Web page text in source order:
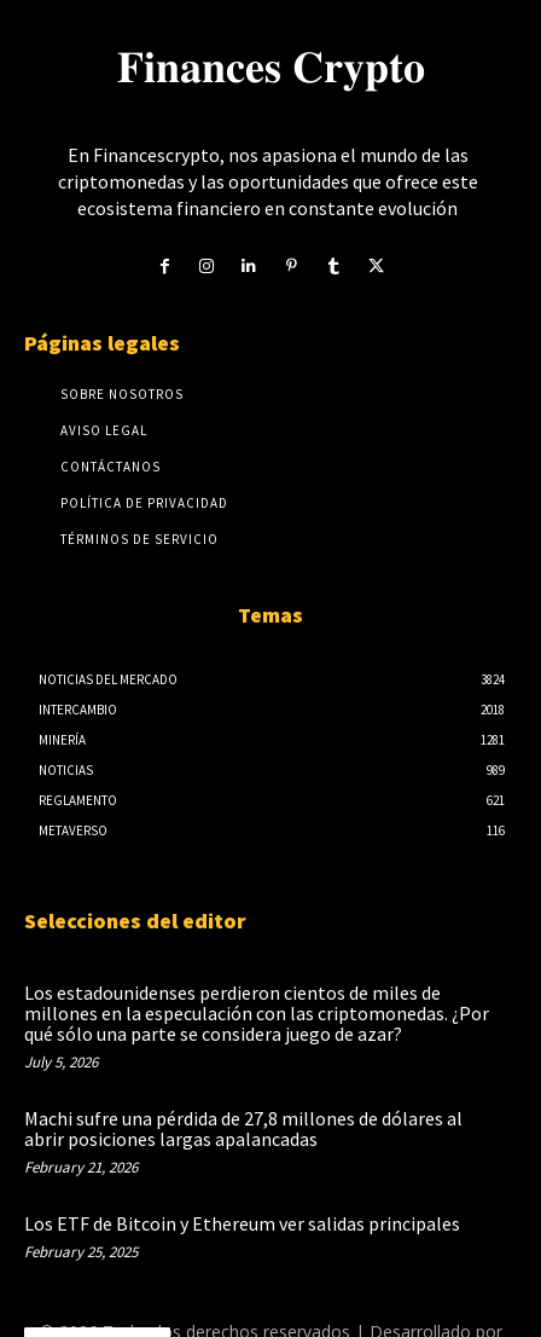
𝐅𝐢𝐧𝐚𝐧𝐜𝐞𝐬 𝐂𝐫𝐲𝐩𝐭𝐨
En Financescrypto, nos apasiona el mundo de las
criptomonedas y las oportunidades que ofrece este
ecosistema financiero en constante evolución
Páginas legales
SOBRE NOSOTROS
AVISO LEGAL
CONTÁCTANOS
POLÍTICA DE PRIVACIDAD
TÉRMINOS DE SERVICIO
Temas
NOTICIAS DEL MERCADO
3824
INTERCAMBIO
2018
MINERÍA
1281
NOTICIAS
989
REGLAMENTO
621
METAVERSO
116
Selecciones del editor
Los estadounidenses perdieron cientos de miles de
millones en la especulación con las criptomonedas. ¿Por
qué sólo una parte se considera juego de azar?
July 5, 2026
Machi sufre una pérdida de 27,8 millones de dólares al
abrir posiciones largas apalancadas
February 21, 2026
Los ETF de Bitcoin y Ethereum ver salidas principales
February 25, 2025
© 2026 Todos los derechos reservados | Desarrollado por